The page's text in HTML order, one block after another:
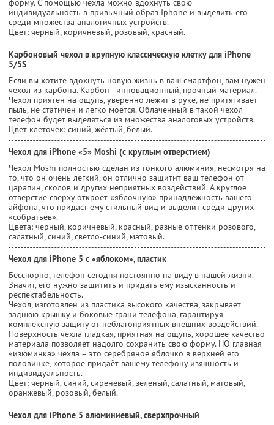
форму. С помощью чехла можно вдохнуть свою
индивидуальность в привычный образ Iphone и выделить его
среди множества аналогичных устройств.
Цвет: чёрный, коричневый, розовый, красный.
Карбоновый чехол в крупную классическую клетку для iPhone
5/5S
Если вы хотите вдохнуть новую жизнь в ваш смартфон, вам нужен
чехол из карбона. Карбон - инновационный, прочный материал.
Чехол приятен на ощупь, уверенно лежит в руке, не притягивает
пыль, не статичен и легко моется. Облачённый в такой чехол
телефон будет выделяться из множества аналоговых устройств.
Цвет клеточек: синий, жёлтый, белый.
Чехол для iPhone «5» Moshi (c круглым отверстием)
Чехол Moshi полностью сделан из тонкого алюминия, несмотря на
то, что он очень лёгкий, он отлично защитит ваш телефон от
царапин, сколов и других неприятных воздействий. А круглое
отверстие сверху откроет «яблочную» принадлежность вашего
айфона, что придаст ему стильный вид и выделит среди других
«собратьев».
Цвета: чёрный, коричневый, красный, разные оттенки розового,
салатный, синий, светло-синий, матовый.
Чехол для iPhone 5 с «яблоком», пластик
Бесспорно, телефон сегодня постоянно на виду в нашей жизни.
Значит, его нужно защитить и придать ему изысканность и
респектабельность.
Чехол, изготовлен из пластика высокого качества, закрывает
заднюю крышку и боковые грани телефона, гарантируя
комплексную защиту от неблагоприятных внешних воздействий.
Поверхность чехла гладкая, приятная на ощупь, хорошее качество
материала позволяет надолго сохранить свою форму. НО главная
«изюминка» чехла – это серебряное яблочко в верхней его
половинке, которое придаёт вашему телефону изящность и
индивидуальность.
Цвет: чёрный, синий, сиреневый, зелёный, салатный, матовый,
оранжевый, розовый, белый.
Чехол для iPhone 5 алюминиевый, сверхпрочный